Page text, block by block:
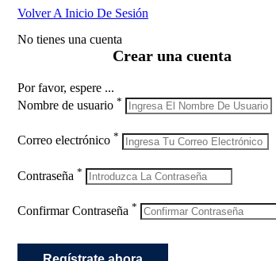
Volver A Inicio De Sesión
No tienes una cuenta
Crear una cuenta
Por favor, espere ...
Nombre de usuario *
Correo electrónico *
Contraseña *
Confirmar Contraseña *